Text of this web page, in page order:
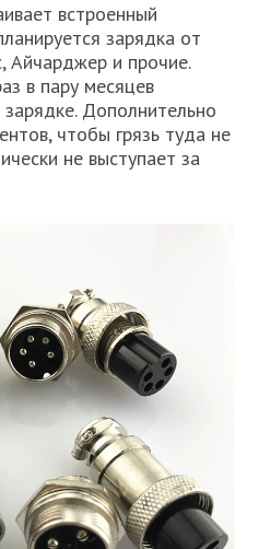
встроенный
зарядка от
Айчарджер и прочие.
в пару месяцев
Дополнительно
чтобы грязь туда не
не выступает за